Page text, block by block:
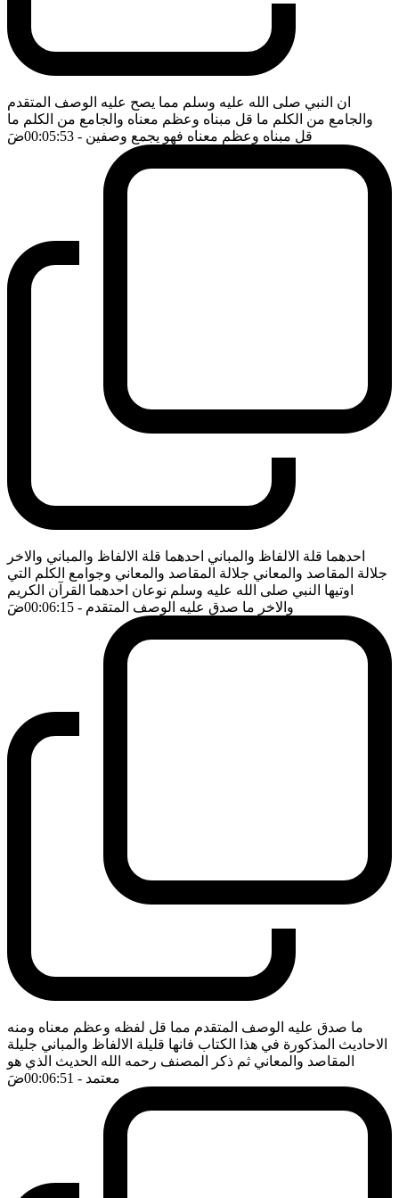
ان النبي صلى الله عليه وسلم مما يصح عليه الوصف المتقدم
والجامع من الكلم ما قل مبناه وعظم معناه والجامع من الكلم ما
قل مبناه وعظم معناه فهو يجمع وصفين - 00:05:53 ضَ
احدهما قلة الالفاظ والمباني احدهما قلة الالفاظ والمباني والاخر
جلالة المقاصد والمعاني جلالة المقاصد والمعاني وجوامع الكلم التي
اوتيها النبي صلى الله عليه وسلم نوعان احدهما القرآن الكريم
والاخر ما صدق عليه الوصف المتقدم - 00:06:15 ضَ
ما صدق عليه الوصف المتقدم مما قل لفظه وعظم معناه ومنه
الاحاديث المذكورة في هذا الكتاب فانها قليلة الالفاظ والمباني جليلة
المقاصد والمعاني ثم ذكر المصنف رحمه الله الحديث الذي هو
معتمد - 00:06:51 ضَ